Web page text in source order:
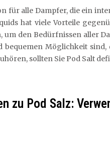
für alle Dampfer, die ein
hat viele Vorteile
um den Bedürfnissen aller
bequemen Möglichkeit
sollten Sie Pod Salt
zu Pod Salz: